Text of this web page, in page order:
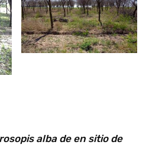
alba de en sitio de